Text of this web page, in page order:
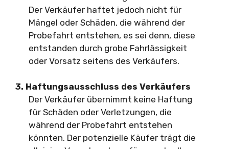
Der Verkäufer haftet jedoch nicht für
Mängel oder Schäden, die während der
Probefahrt entstehen, es sei denn, diese
entstanden durch grobe Fahrlässigkeit
oder Vorsatz seitens des Verkäufers.
3. Haftungsausschluss des Verkäufers
Der Verkäufer übernimmt keine Haftung
für Schäden oder Verletzungen, die
während der Probefahrt entstehen
könnten. Der potenzielle Käufer trägt die